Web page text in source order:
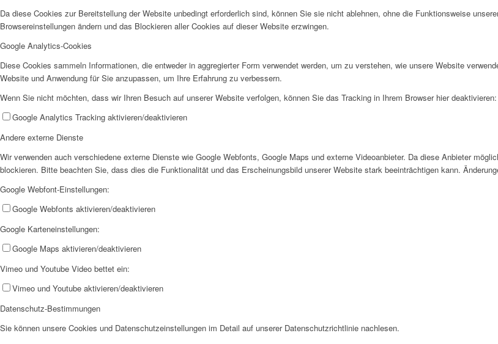
Da diese Cookies zur Bereitstellung der Website unbedingt erforderlich sind, können Sie sie nicht ablehnen, ohne die Funktionsweise
Browsereinstellungen ändern und das Blockieren aller Cookies auf dieser Website erzwingen.
Google Analytics-Cookies
Diese Cookies sammeln Informationen, die entweder in aggregierter Form verwendet werden, um zu verstehen, wie unsere Website
Website und Anwendung für Sie anzupassen, um Ihre Erfahrung zu verbessern.
Wenn Sie nicht möchten, dass wir Ihren Besuch auf unserer Website verfolgen, können Sie das Tracking in Ihrem Browser hier deaktivieren:
Google Analytics Tracking aktivieren/deaktivieren
Andere externe Dienste
Wir verwenden auch verschiedene externe Dienste wie Google Webfonts, Google Maps und externe Videoanbieter. Da diese Anbieter
blockieren. Bitte beachten Sie, dass dies die Funktionalität und das Erscheinungsbild unserer Website stark beeinträchtigen kann.
Google Webfont-Einstellungen:
Google Webfonts aktivieren/deaktivieren
Google Karteneinstellungen:
Google Maps aktivieren/deaktivieren
Vimeo und Youtube Video bettet ein:
Vimeo und Youtube aktivieren/deaktivieren
Datenschutz-Bestimmungen
Sie können unsere Cookies und Datenschutzeinstellungen im Detail auf unserer Datenschutzrichtlinie nachlesen.